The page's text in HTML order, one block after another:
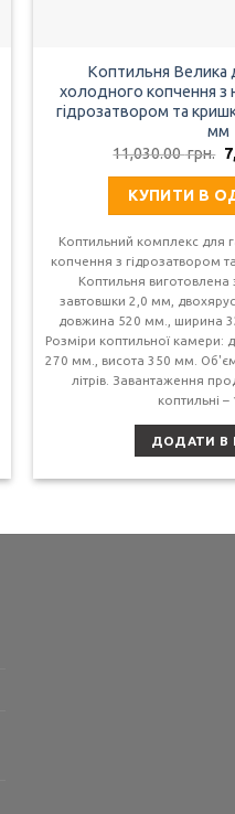
Коптильня Велика
холодного копчення з
гідрозатвором та
мм
11,030.00грн.
КУПИТИ В
Коптильний комплекс для
копчення з гідрозатвором
Коптильня виготовлена
завтовшки 2,0 мм,
довжина 520 мм., ширина
Розміри коптильної
270 мм., висота 350 мм.
літрів. Завантаження
коптильні –
ДОДАТИ В